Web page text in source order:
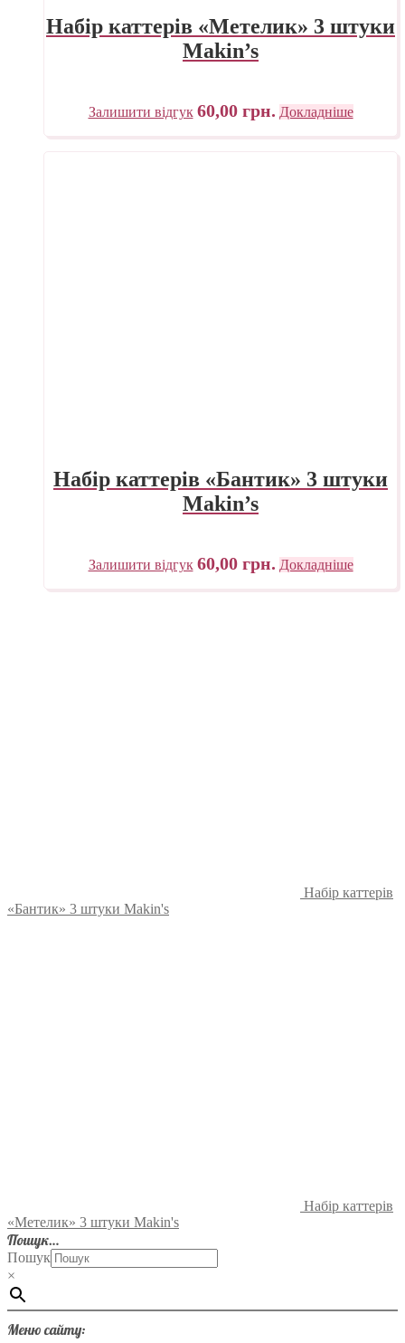
Набір каттерів «Метелик» 3 штуки
Makin’s
Залишити відгук 60,00 грн. Докладніше
Набір каттерів «Бантик» 3 штуки
Makin’s
Залишити відгук 60,00 грн. Докладніше
Набір каттерів
«Бантик» 3 штуки Makin's
Набір каттерів
«Метелик» 3 штуки Makin's
Пошук…
Пошук
×
Меню сайту: